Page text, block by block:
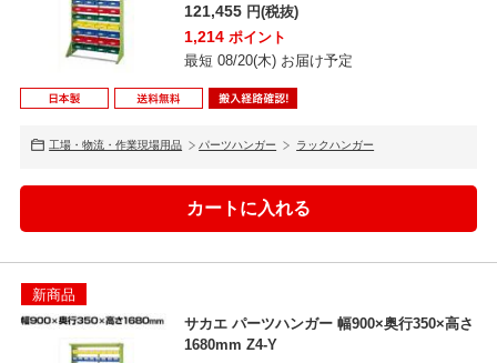
121,455 円(税抜)
1,214 ポイント
最短 08/20(木) お届け予定
工場・物流・作業現場用品 パーツハンガー ラックハンガー
新商品
サカエ パーツハンガー 幅900×奥行350×高さ
1680mm Z4-Y